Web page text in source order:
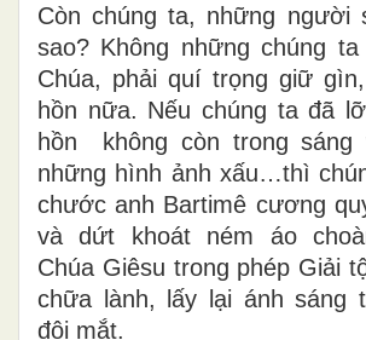
Còn chúng ta, những người
sao? Không những chúng
Chúa, phải quí trọng giữ
hồn nữa. Nếu chúng ta đã
hồn không còn trong sáng
những hình ảnh xấu…thì
chước anh Bartimê cương
và dứt khoát ném áo
Chúa Giêsu trong phép Giải
chữa lành, lấy lại ánh sáng
đôi mắt.